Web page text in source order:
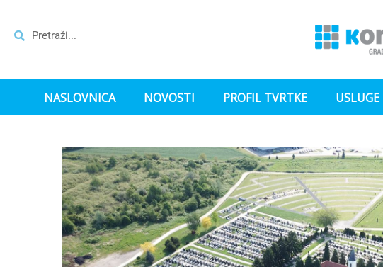
NASLOVNICA NOVOSTI PROFIL TVRTKE USLUGE